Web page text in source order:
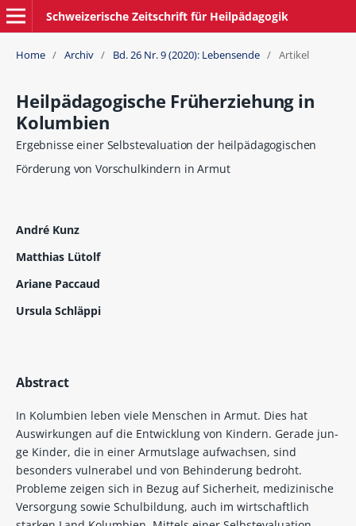
Schweizerische Zeitschrift für Heilpädagogik
Home / Archiv / Bd. 26 Nr. 9 (2020): Lebensende / Artikel
Heilpädagogische Früherziehung in
Kolumbien
Ergebnisse einer Selbstevaluation der heilpädagogischen
Förderung von Vorschulkindern in Armut
André Kunz
Matthias Lütolf
Ariane Paccaud
Ursula Schläppi
Abstract
In Kolumbien leben viele Menschen in Armut. Dies hat
Auswirkungen auf die Entwicklung von Kindern. Gerade jun-
ge Kinder, die in einer Armutslage aufwachsen, sind
besonders vulnerabel und von Behinderung bedroht.
Probleme zeigen sich in Bezug auf Sicherheit, medizinische
Versorgung sowie Schulbildung, auch im wirtschaftlich